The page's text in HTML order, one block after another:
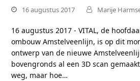
16 augustus 2017 Marije
16 augustus 2017 - VITAL, de
ombouw Amstelveenlijn, is op dit
ontwerp van de nieuwe
bovengronds al een 3D scan
weg, maar hoe…